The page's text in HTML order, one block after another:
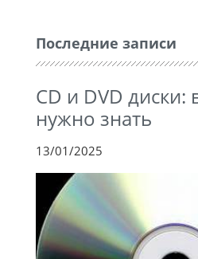
Последние записи
CD и DVD диски:
нужно знать
13/01/2025